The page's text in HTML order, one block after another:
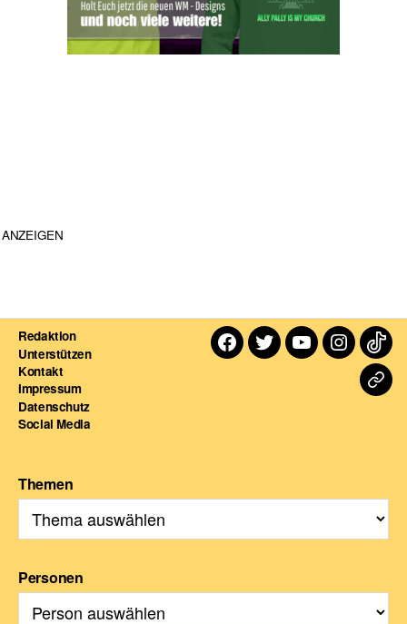
ANZEIGEN
Redaktion
Unterstützen
Kontakt
Impressum
Datenschutz
Social Media
Facebook
TwitterYoutube
Themen
Personen